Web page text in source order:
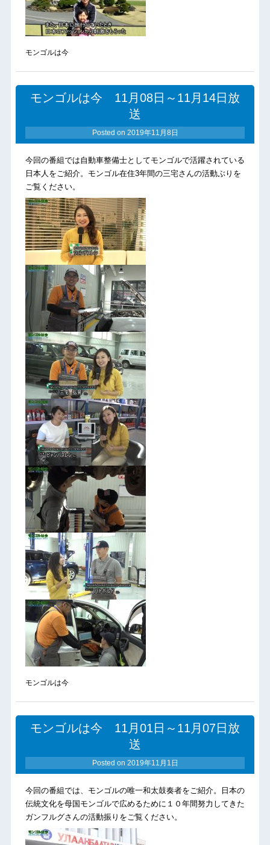
モンゴルは今
モンゴルは今 11月08日～11月14日放
送
Posted on 2019年11月8日
今回の番組では自動車整備士としてモンゴルで活躍されている
日本人をご紹介。モンゴル在住3年間の三宅さんの活動ぶりを
ご覧ください。
モンゴルは今
モンゴルは今 11月01日～11月07日放
送
Posted on 2019年11月1日
今回の番組では、モンゴルの唯一和太鼓奏者をご紹介。日本の
伝統文化を母国モンゴルで広めるために１０年間努力してきた
ガンフルグさんの活動振りをご覧ください。